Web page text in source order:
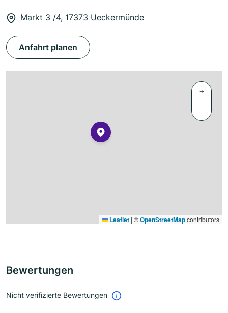
Markt 3 /4, 17373 Ueckermünde
Anfahrt planen
+
−
Leaflet | ©OpenStreetMapcontributors
Bewertungen
Nicht verifizierte Bewertungen